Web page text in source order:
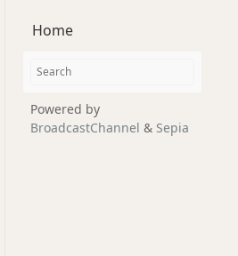
Home
Powered by
BroadcastChannel & Sepia